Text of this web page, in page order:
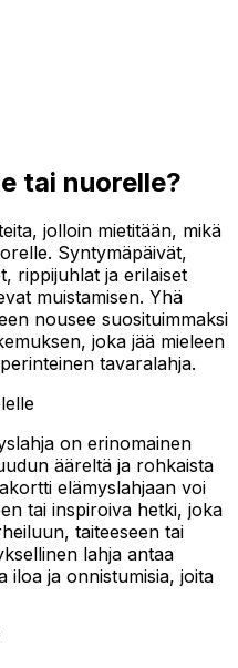
tai nuorelle?
jolloin mietitään, mikä
Syntymäpäivät,
rippijuhlat ja erilaiset
muistamisen. Yhä
nousee suosituimmaksi
joka jää mieleen
tavaralahja.
on erinomainen
ääreltä ja rohkaista
elämyslahjaan voi
tai inspiroiva hetki, joka
taiteeseen tai
lahja antaa
iloa ja onnistumisia, joita